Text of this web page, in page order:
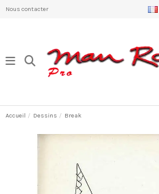
Nous contacter
Accueil Dessins Break